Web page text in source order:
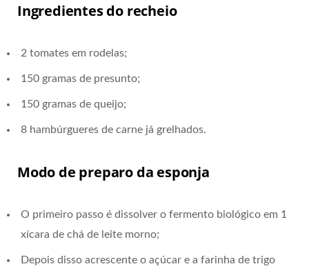
Ingredientes do recheio
2 tomates em rodelas;
150 gramas de presunto;
150 gramas de queijo;
8 hambúrgueres de carne já grelhados.
Modo de preparo da esponja
O primeiro passo é dissolver o fermento biológico em 1
xícara de chá de leite morno;
Depois disso acrescente o açúcar e a farinha de trigo